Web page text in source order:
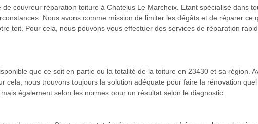
couvreur réparation toiture à Chatelus Le Marcheix. Etant spécialisé dans
Nous avons comme mission de limiter les dégâts et de réparer ce
toit. Pour cela, nous pouvons vous effectuer des services de réparation
que ce soit en partie ou la totalité de la toiture en 23430 et sa région.
cela, nous trouvons toujours la solution adéquate pour faire la rénovation
également selon les normes oour un résultat selon le diagnostic.